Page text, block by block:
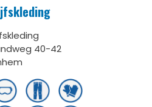
40-42